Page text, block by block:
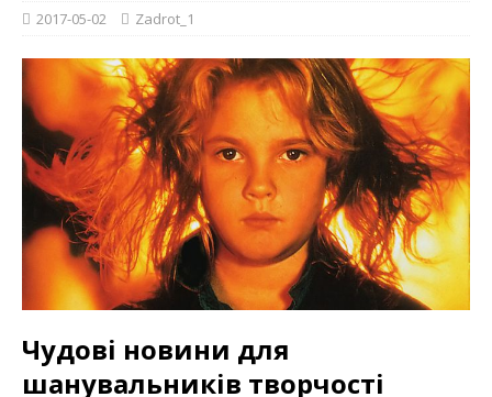
2017-05-02 Zadrot_1
Чудові новини для
шанувальників творчості